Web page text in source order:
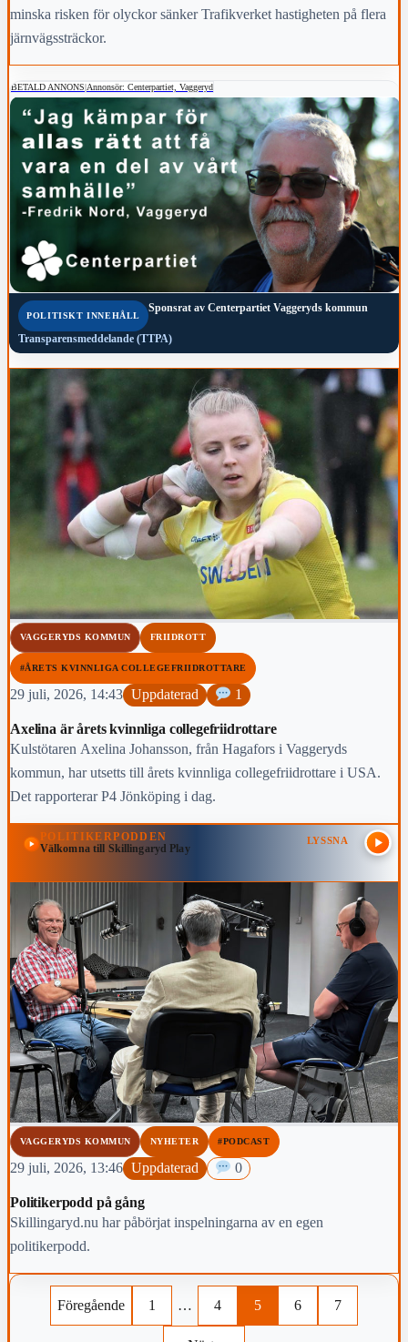
minska risken för olyckor sänker Trafikverket hastigheten på flera
järnvägssträckor.
BETALD ANNONS|Annonsör: Centerpartiet, Vaggeryd
POLITISKT INNEHÅLL
Sponsrat av Centerpartiet Vaggeryds kommun
Transparensmeddelande (TTPA)
VAGGERYDS KOMMUN FRIIDROTT
#ÅRETS KVINNLIGA COLLEGEFRIIDROTTARE
29 juli, 2026, 14:43 Uppdaterad 1
Axelina är årets kvinnliga collegefriidrottare
Kulstötaren Axelina Johansson, från Hagafors i Vaggeryds
kommun, har utsetts till årets kvinnliga collegefriidrottare i USA.
Det rapporterar P4 Jönköping i dag.
POLITIKERPODDEN
Välkomna till Skillingaryd Play
LYSSNA
VAGGERYDS KOMMUN NYHETER #PODCAST
29 juli, 2026, 13:46 Uppdaterad 0
Politikerpodd på gång
Skillingaryd.nu har påbörjat inspelningarna av en egen
politikerpodd.
Föregående 1 … 4 5 6 7